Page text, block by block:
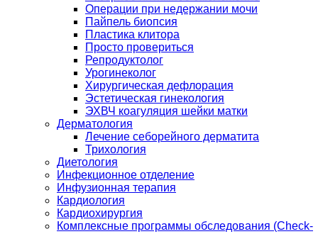
Операции при недержании мочи
Пайпель биопсия
Пластика клитора
Просто провериться
Репродуктолог
Урогинеколог
Хирургическая дефлорация
Эстетическая гинекология
ЭХВЧ коагуляция шейки матки
Дерматология
Лечение себорейного дерматита
Трихология
Диетология
Инфекционное отделение
Инфузионная терапия
Кардиология
Кардиохирургия
Комплексные программы обследования (Check-